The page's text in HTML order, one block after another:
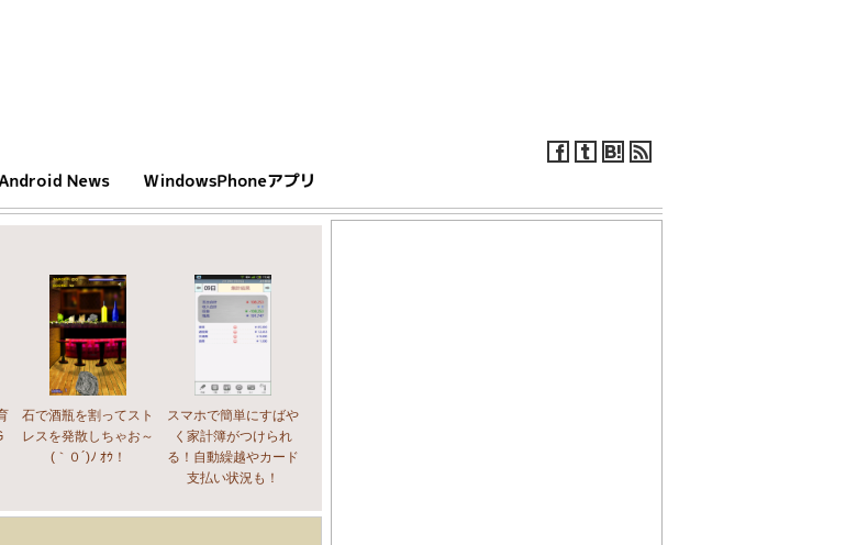
石で酒瓶を割ってスト
レスを発散しちゃお～
(｀０´)ﾉ ｵｳ！
スマホで簡単にすばや
く家計簿がつけられ
る！自動繰越やカード
支払い状況も！